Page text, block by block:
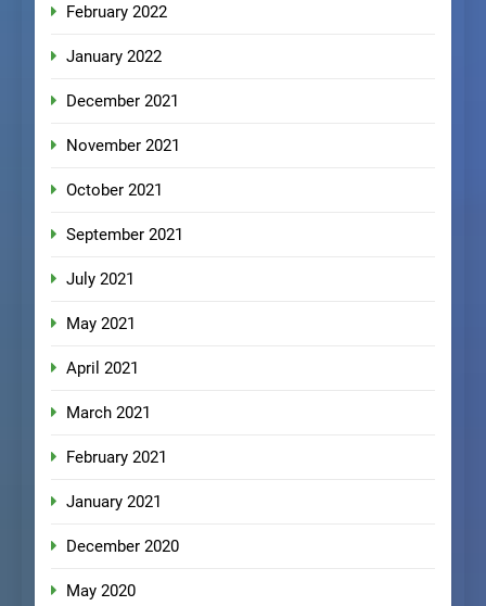
February 2022
January 2022
December 2021
November 2021
October 2021
September 2021
July 2021
May 2021
April 2021
March 2021
February 2021
January 2021
December 2020
May 2020